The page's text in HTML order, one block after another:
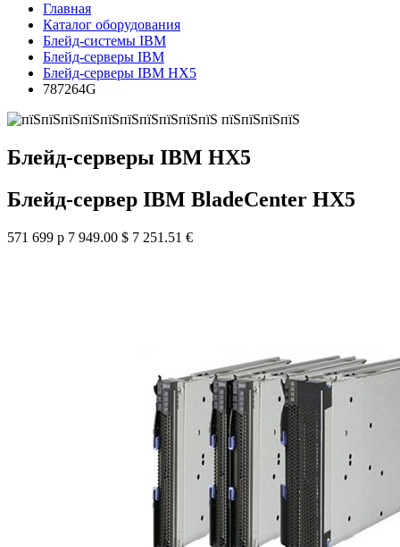
Главная
Каталог оборудования
Блейд-системы IBM
Блейд-серверы IBM
Блейд-серверы IBM HX5
787264G
Блейд-серверы IBM HX5
Блейд-сервер IBM BladeCenter HX5
571 699 р 7 949.00 $ 7 251.51 €